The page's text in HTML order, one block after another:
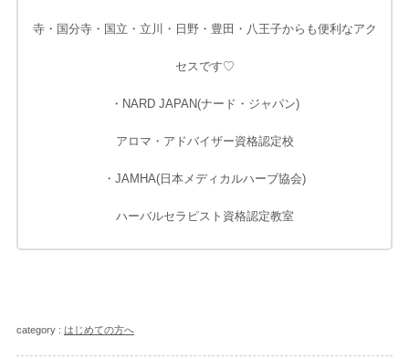
寺・国分寺・国立・立川・日野・豊田・八王子からも便利なアク
セスです♡
・NARD JAPAN(ナード・ジャパン)
アロマ・アドバイザー資格認定校
・JAMHA(日本メディカルハーブ協会)
ハーバルセラピスト資格認定教室
category : はじめての方へ